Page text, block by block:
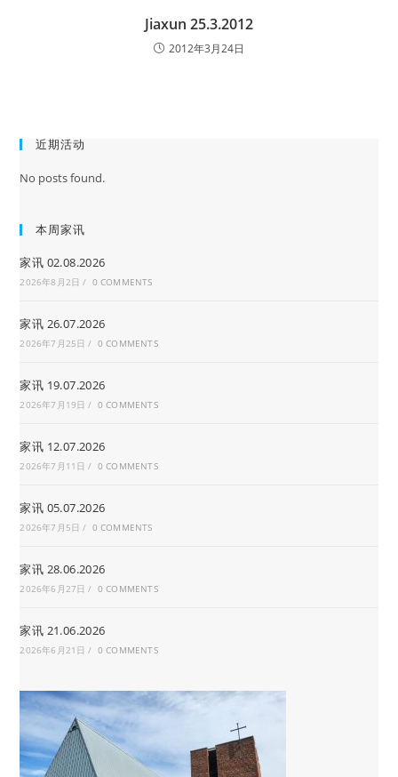
Jiaxun 25.3.2012
2012年3月24日
近期活动
No posts found.
本周家讯
家讯 02.08.2026
2026年8月2日 / 0 COMMENTS
家讯 26.07.2026
2026年7月25日 / 0 COMMENTS
家讯 19.07.2026
2026年7月19日 / 0 COMMENTS
家讯 12.07.2026
2026年7月11日 / 0 COMMENTS
家讯 05.07.2026
2026年7月5日 / 0 COMMENTS
家讯 28.06.2026
2026年6月27日 / 0 COMMENTS
家讯 21.06.2026
2026年6月21日 / 0 COMMENTS